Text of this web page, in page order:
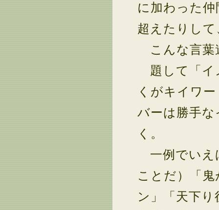
に加わった
超えたりし
こんな言葉
題して「イ
くがキイワ
バーは勝手
く。
一例でいえ
ことだ）「
ン」「天下